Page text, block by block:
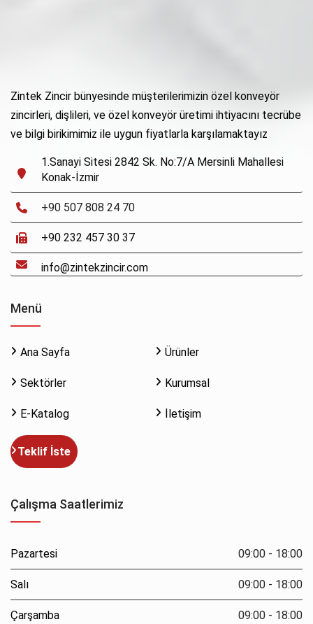
Zintek Zincir bünyesinde müşterilerimizin özel konveyör
zincirleri, dişlileri, ve özel konveyör üretimi ihtiyacını tecrübe
ve bilgi birikimimiz ile uygun fiyatlarla karşılamaktayız
1.Sanayi Sitesi 2842 Sk. No:7/A Mersinli Mahallesi
Konak-İzmir
+90 507 808 24 70
+90 232 457 30 37
info@zintekzincir.com
Menü
Ana Sayfa Ürünler
Sektörler Kurumsal
E-Katalog İletişim
Teklif İste
Çalışma Saatlerimiz
Pazartesi 09:00 - 18:00
Salı 09:00 - 18:00
Çarşamba 09:00 - 18:00